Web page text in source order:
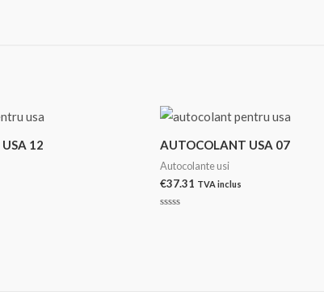
12 AUTOCOLANT USA 07
Autocolante usi
€37.31 TVA inclus